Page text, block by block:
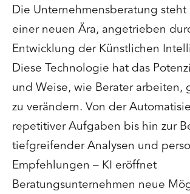
Die Unternehmensberatung steht
einer neuen Ära, angetrieben
Entwicklung der Künstlichen
Diese Technologie hat das
und Weise, wie Berater arbeiten,
zu verändern. Von der
repetitiver Aufgaben bis hin zur
tiefgreifender Analysen und
Empfehlungen – KI eröffnet
Beratungsunternehmen neue